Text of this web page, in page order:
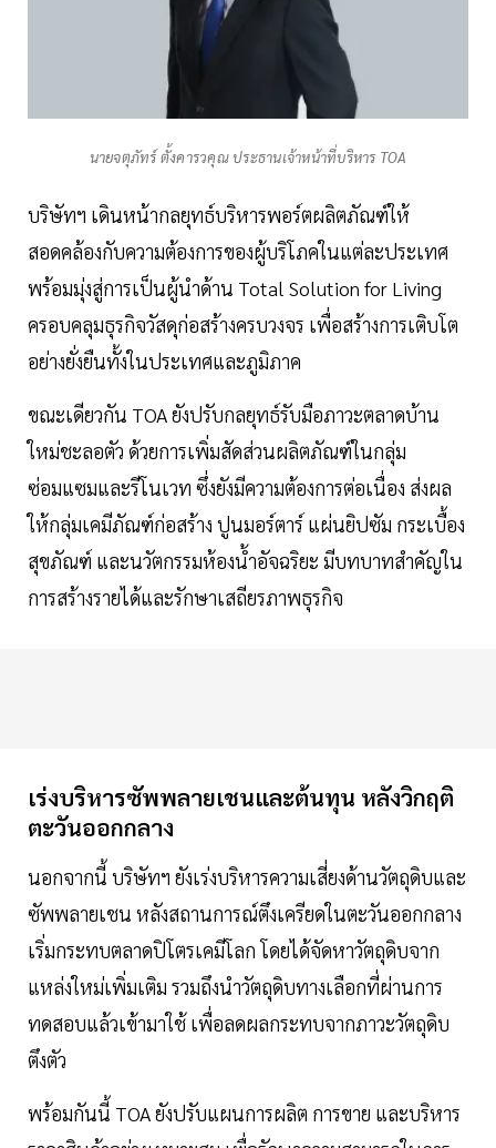
นายจตุภัทร์ ตั้งคารวคุณ ประธานเจ้าหน้าที่บริหาร TOA
บริษัทฯ เดินหน้ากลยุทธ์บริหารพอร์ตผลิตภัณฑ์ให้
สอดคล้องกับความต้องการของผู้บริโภคในแต่ละประเทศ
พร้อมมุ่งสู่การเป็นผู้นำด้าน Total Solution for Living
ครอบคลุมธุรกิจวัสดุก่อสร้างครบวงจร เพื่อสร้างการเติบโต
อย่างยั่งยืนทั้งในประเทศและภูมิภาค
ขณะเดียวกัน TOA ยังปรับกลยุทธ์รับมือภาวะตลาดบ้าน
ใหม่ชะลอตัว ด้วยการเพิ่มสัดส่วนผลิตภัณฑ์ในกลุ่ม
ซ่อมแซมและรีโนเวท ซึ่งยังมีความต้องการต่อเนื่อง ส่งผล
ให้กลุ่มเคมีภัณฑ์ก่อสร้าง ปูนมอร์ตาร์ แผ่นยิปซัม กระเบื้อง
สุขภัณฑ์ และนวัตกรรมห้องน้ำอัจฉริยะ มีบทบาทสำคัญใน
การสร้างรายได้และรักษาเสถียรภาพธุรกิจ
เร่งบริหารซัพพลายเชนและต้นทุน หลังวิกฤติ
ตะวันออกกลาง
นอกจากนี้ บริษัทฯ ยังเร่งบริหารความเสี่ยงด้านวัตถุดิบและ
ซัพพลายเชน หลังสถานการณ์ตึงเครียดในตะวันออกกลาง
เริ่มกระทบตลาดปิโตรเคมีโลก โดยได้จัดหาวัตถุดิบจาก
แหล่งใหม่เพิ่มเติม รวมถึงนำวัตถุดิบทางเลือกที่ผ่านการ
ทดสอบแล้วเข้ามาใช้ เพื่อลดผลกระทบจากภาวะวัตถุดิบ
ตึงตัว
พร้อมกันนี้ TOA ยังปรับแผนการผลิต การขาย และบริหาร